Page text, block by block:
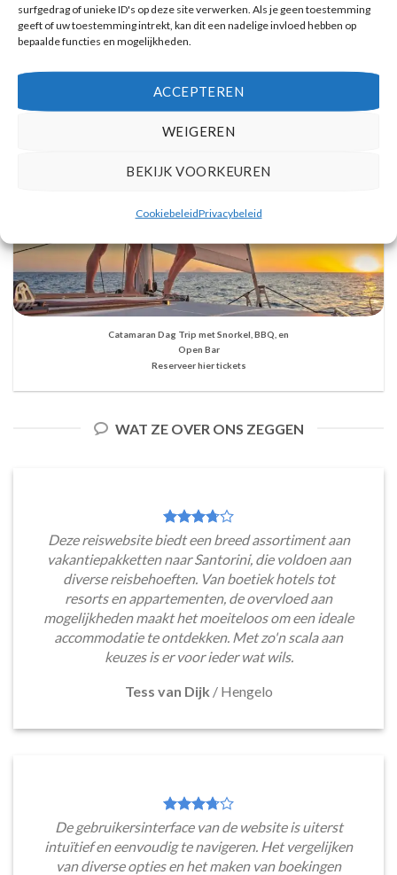
surfgedrag of unieke ID's op deze site verwerken. Als je geen toestemming
geeft of uw toestemming intrekt, kan dit een nadelige invloed hebben op
bepaalde functies en mogelijkheden.
ACCEPTEREN
WEIGEREN
BEKIJK VOORKEUREN
CookiebeleidPrivacybeleid
Catamaran Dag Trip met Snorkel, BBQ, en
Open Bar
Reserveer hier tickets
WAT ZE OVER ONS ZEGGEN
Deze reiswebsite biedt een breed assortiment aan
vakantiepakketten naar Santorini, die voldoen aan
diverse reisbehoeften. Van boetiek hotels tot
resorts en appartementen, de overvloed aan
mogelijkheden maakt het moeiteloos om een ideale
accommodatie te ontdekken. Met zo'n scala aan
keuzes is er voor ieder wat wils.
Tess van Dijk / Hengelo
De gebruikersinterface van de website is uiterst
intuïtief en eenvoudig te navigeren. Het vergelijken
van diverse opties en het maken van boekingen